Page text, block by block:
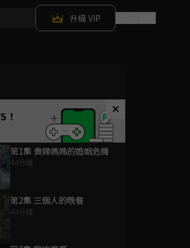
升級 VIP
！
第1集 貴婦媽媽的婚姻危機
44分鐘
第2集 三個人的晚餐
44分鐘